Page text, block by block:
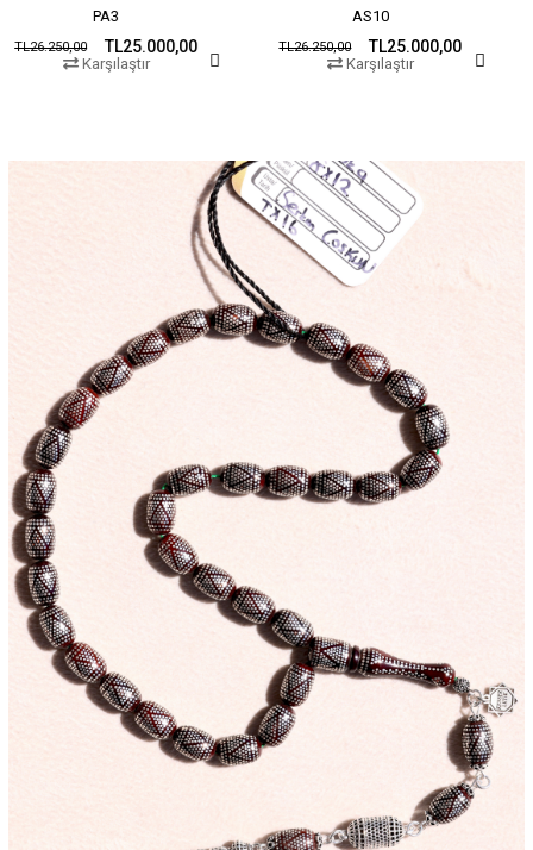
TL25.000,00
TL26.250,00
Karşılaştır
TL26.250,00